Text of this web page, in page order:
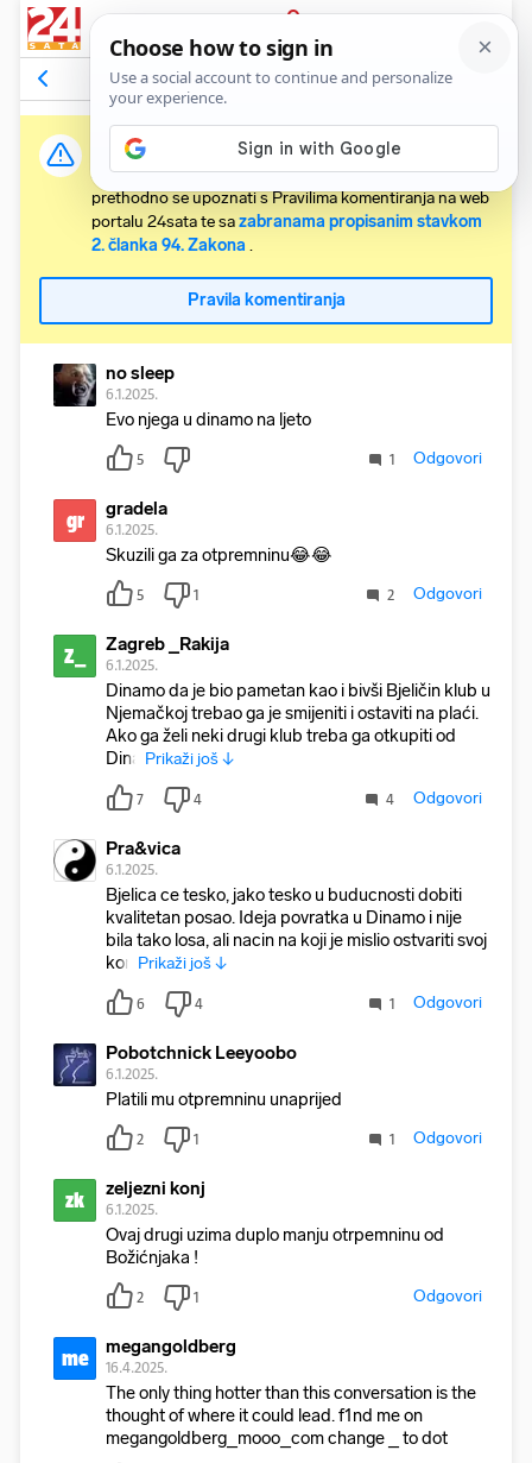
PRIJAVA
Komentari20 Relevantni
Važna obavijest:
Svaki korisnik koji želi komentirati članke obvezan je
prethodno se upoznati s Pravilima komentiranja na web
portalu 24sata te sazabranama propisanim stavkom
2. članka 94. Zakona .
Pravila komentiranja
no sleep
6.1.2025.
Evo njega u dinamo na ljeto
5 1 Odgovori
gr gradela
6.1.2025.
Skuzili ga za otpremninu😂😂
5 1 2 Odgovori
Z_ Zagreb _Rakija
6.1.2025.
Dinamo da je bio pametan kao i bivši Bjeličin klub u
Njemačkoj trebao ga je smijeniti i ostaviti na plaći.
Ako ga želi neki drugi klub treba ga otkupiti od
Dina Prikaži još ↓
7 4 4 Odgovori
Pra&vica
6.1.2025.
Bjelica ce tesko, jako tesko u buducnosti dobiti
kvalitetan posao. Ideja povratka u Dinamo i nije
bila tako losa, ali nacin na koji je mislio ostvariti svoj
kon Prikaži još ↓
6 4 1 Odgovori
Pobotchnick Leeyoobo
6.1.2025.
Platili mu otpremninu unaprijed
2 1 1 Odgovori
zk zeljezni konj
6.1.2025.
Ovaj drugi uzima duplo manju otrpemninu od
Božićnjaka !
2 1 Odgovori
me megangoldberg
16.4.2025.
The only thing hotter than this conversation is the
thought of where it could lead. f1nd me on
megangoldberg_mooo_com change _ to dot